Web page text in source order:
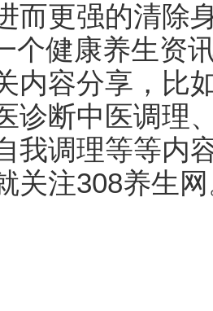
而更强的清除
个健康养生资
内容分享，比
诊断中医调理
我调理等等内
关注308养生